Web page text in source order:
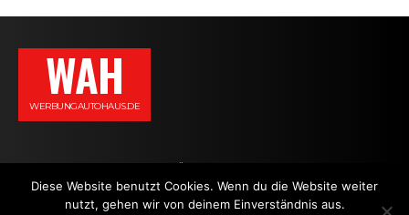
WAH
WERBUNGAUTOHAUS.DE
AGB DATENSCHUTZERKLÄRUNG
Diese Website benutzt Cookies. Wenn du die Website weiter
nutzt, gehen wir von deinem Einverständnis aus.